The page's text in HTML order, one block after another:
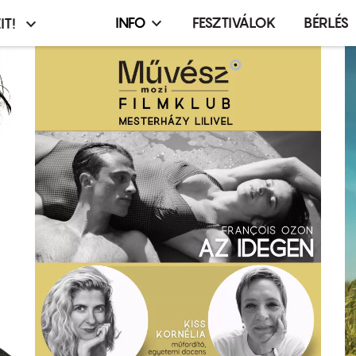
Infó,
esemény,
terembérlés
menü
INFO FESZTIVÁLOK BÉRLÉS